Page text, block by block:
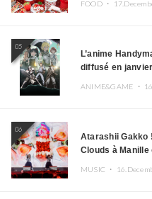
FOOD ・
05
L’anime
diffusé en
ANIME&GAME ・
06
Atarashii Gakko
Clouds à
MUSIC ・